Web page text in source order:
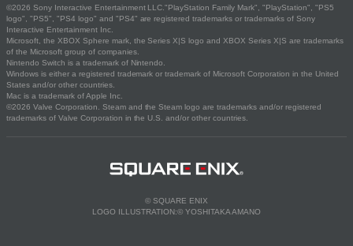
©2026 Sony Interactive Entertainment LLC."PlayStation Family Mark", "PlayStation", "PS5
logo", "PS5", "PS4 logo" and "PS4" are registered trademarks or trademarks of Sony
Interactive Entertainment Inc.
Microsoft, the XBOX Sphere mark, the Series X|S logo and XBOX Series X|S are trademarks
of the Microsoft group of companies.
Nintendo Switch is a trademark of Nintendo.
Windows is either a registered trademark or trademark of Microsoft Corporation in the United
States and/or other countries.
Mac is a trademark of Apple Inc.
©2026 Valve Corporation. Steam and the Steam logo are trademarks and/or registered
trademarks of Valve Corporation in the U.S. and/or other countries.
© SQUARE ENIX
LOGO ILLUSTRATION:© YOSHITAKA AMANO